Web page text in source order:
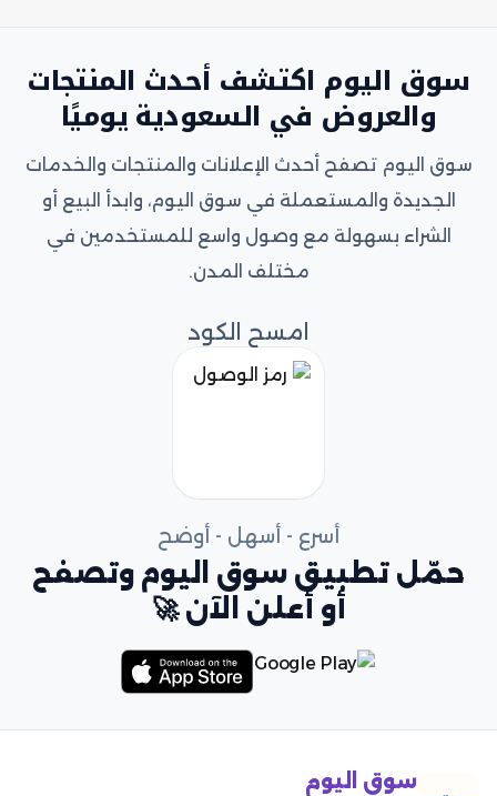
سوق اليوم اكتشف أحدث المنتجات
والعروض في السعودية يوميًا
سوق اليوم تصفح أحدث الإعلانات والمنتجات والخدمات
الجديدة والمستعملة في سوق اليوم، وابدأ البيع أو
الشراء بسهولة مع وصول واسع للمستخدمين في
مختلف المدن.
امسح الكود
أسرع - أسهل - أوضح
حمّل تطبيق سوق اليوم وتصفح
أو أعلن الآن 🚀
سوق اليوم